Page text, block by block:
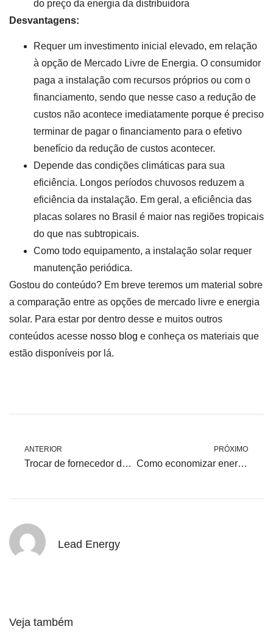
do preço da energia da distribuidora
Desvantagens:
Requer um investimento inicial elevado, em relação
à opção de Mercado Livre de Energia. O consumidor
paga a instalação com recursos próprios ou com o
financiamento, sendo que nesse caso a redução de
custos não acontece imediatamente porque é preciso
terminar de pagar o financiamento para o efetivo
benefício da redução de custos acontecer.
Depende das condições climáticas para sua
eficiência. Longos períodos chuvosos reduzem a
eficiência da instalação. Em geral, a eficiência das
placas solares no Brasil é maior nas regiões tropicais
do que nas subtropicais.
Como todo equipamento, a instalação solar requer
manutenção periódica.
Gostou do conteúdo? Em breve teremos um material sobre
a comparação entre as opções de mercado livre e energia
solar. Para estar por dentro desse e muitos outros
conteúdos acesse nosso blog e conheça os materiais que
estão disponíveis por lá.
ANTERIOR
Trocar de fornecedor de energia ou instalar energia solar?
PRÓXIMO
Como economizar energia elétrica na Indústria
Lead Energy
Veja também